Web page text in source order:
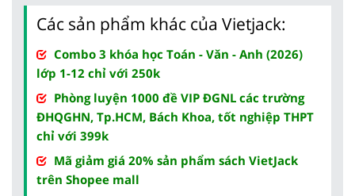
Các sản phẩm khác của Vietjack:
Combo 3 khóa học Toán - Văn - Anh (2026)
lớp 1-12 chỉ với 250k
Phòng luyện 1000 đề VIP ĐGNL các trường
ĐHQGHN, Tp.HCM, Bách Khoa, tốt nghiệp THPT
chỉ với 399k
Mã giảm giá 20% sản phẩm sách VietJack
trên Shopee mall